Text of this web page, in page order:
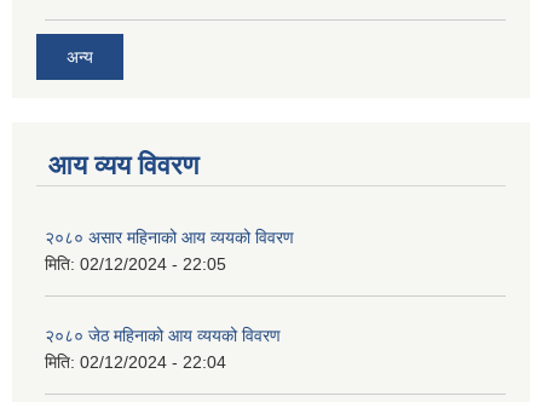
अन्य
आय व्यय विवरण
२०८० असार महिनाको आय व्ययको विवरण
मिति: 02/12/2024 - 22:05
२०८० जेठ महिनाको आय व्ययको विवरण
मिति: 02/12/2024 - 22:04